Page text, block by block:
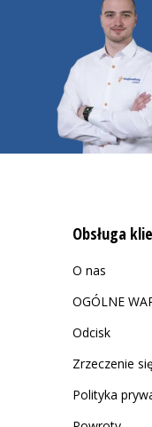
Obsługa
O nas
OGÓLNE
Odcisk
Zrzeczenie
Polityka